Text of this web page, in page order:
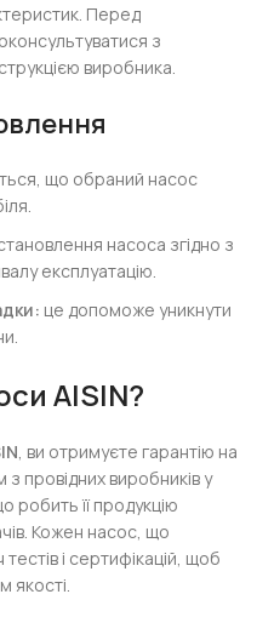
Перед
з
виробника.
що обраний насос
насоса згідно з
експлуатацію.
це допоможе уникнути
AISIN?
, ви отримуєте гарантію на
з провідних виробників у
робить її продукцію
Кожен насос, що
і сертифікацій, щоб
якості.